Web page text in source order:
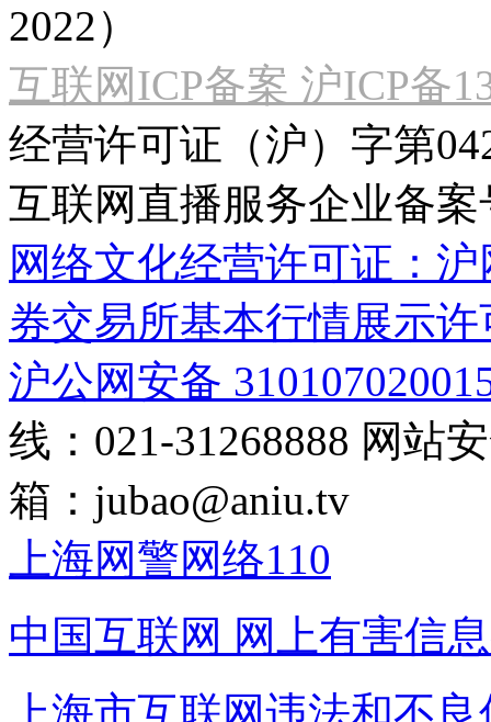
2022）
互联网ICP备案 沪ICP备
经营许可证（沪）字第
互联网直播服务企业备案
网络文化经营许可证：
券交易所基本行情展示许
沪公网安备
线：021-31268888 网站
箱： jubao@aniu.tv
上海网警网络110
中国互联网 网上有害信
上海市互联网违法和不